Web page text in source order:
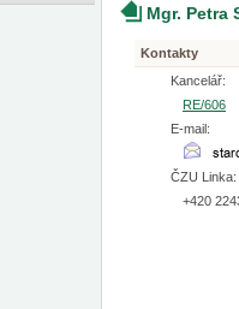
Mgr. Petra
Kontakty
Kancelář:
RE/606
E-mail:
ČZU Linka:
+420